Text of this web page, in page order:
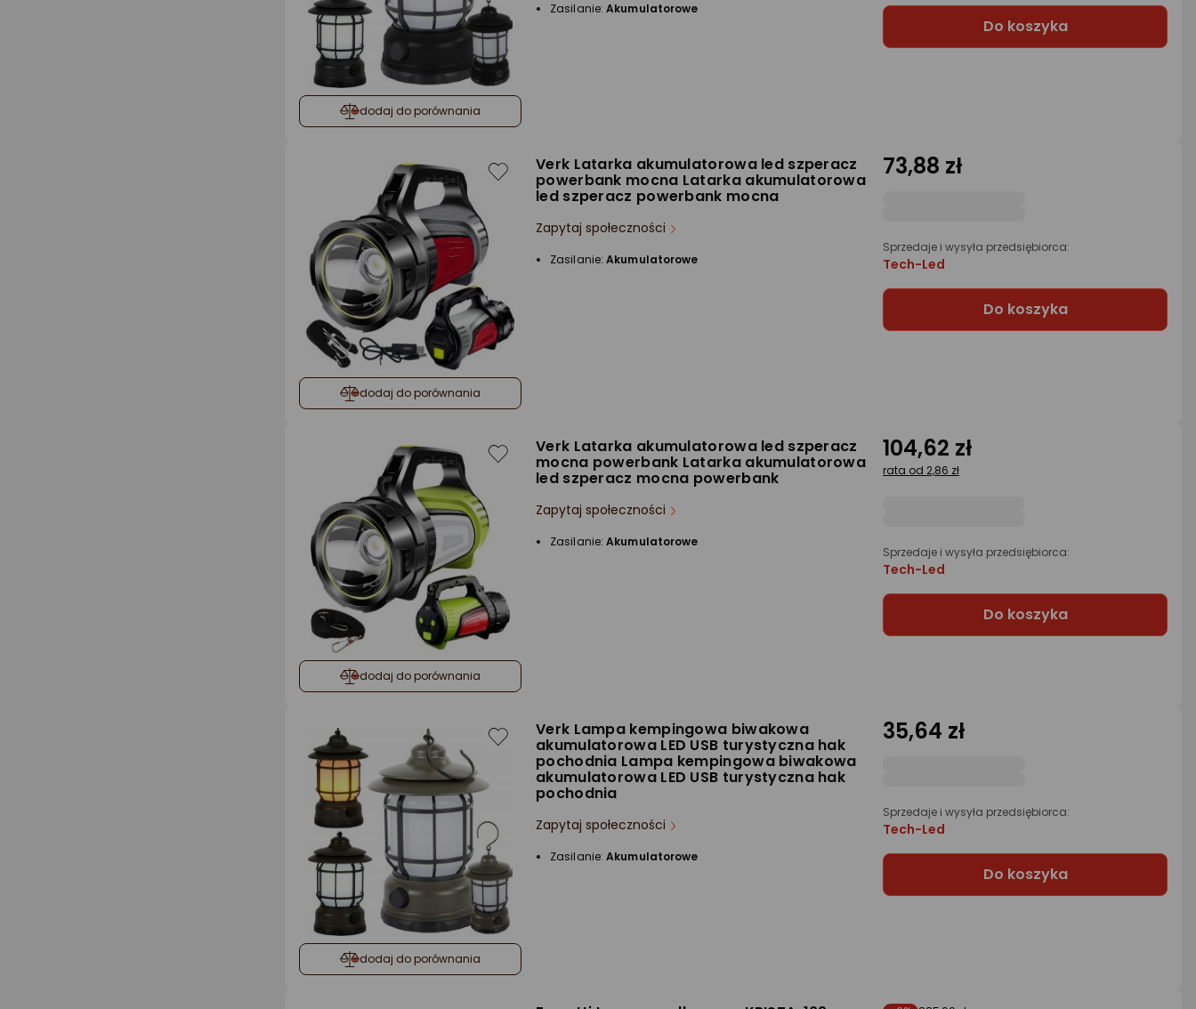
dodaj do porównania
Zasilanie:Akumulatorowe
Do koszyka
dodaj do porównania
Verk Latarka akumulatorowa led szperacz
powerbank mocna Latarka akumulatorowa
led szperacz powerbank mocna
Zapytaj społeczności
Zasilanie:Akumulatorowe
73,88 zł
Sprzedaje i wysyła przedsiębiorca:
Tech-Led
Do koszyka
dodaj do porównania
Verk Latarka akumulatorowa led szperacz
mocna powerbank Latarka akumulatorowa
led szperacz mocna powerbank
Zapytaj społeczności
Zasilanie:Akumulatorowe
104,62 zł
rata od 2,86 zł
Sprzedaje i wysyła przedsiębiorca:
Tech-Led
Do koszyka
dodaj do porównania
Verk Lampa kempingowa biwakowa
akumulatorowa LED USB turystyczna hak
pochodnia Lampa kempingowa biwakowa
akumulatorowa LED USB turystyczna hak
pochodnia
Zapytaj społeczności
Zasilanie:Akumulatorowe
35,64 zł
Sprzedaje i wysyła przedsiębiorca:
Tech-Led
Do koszyka